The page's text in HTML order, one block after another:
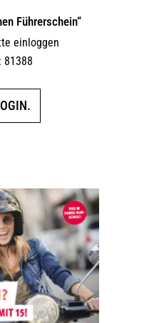
Führerschein“
einloggen
81388